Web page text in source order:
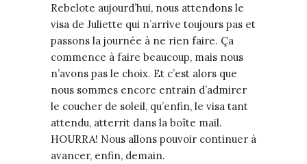
Rebelote aujourd’hui, nous attendons le
visa de Juliette qui n’arrive toujours pas et
passons la journée à ne rien faire. Ça
commence à faire beaucoup, mais nous
n’avons pas le choix. Et c’est alors que
nous sommes encore entrain d’admirer
le coucher de soleil, qu’enfin, le visa tant
attendu, atterrit dans la boîte mail.
HOURRA! Nous allons pouvoir continuer à
avancer, enfin, demain.